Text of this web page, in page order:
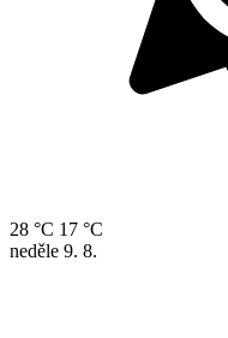
28 °C 17 °C
neděle 9. 8.